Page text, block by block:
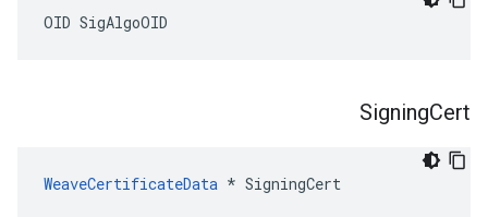
OID SigAlgoOID
SigningCert
WeaveCertificateData * SigningCert